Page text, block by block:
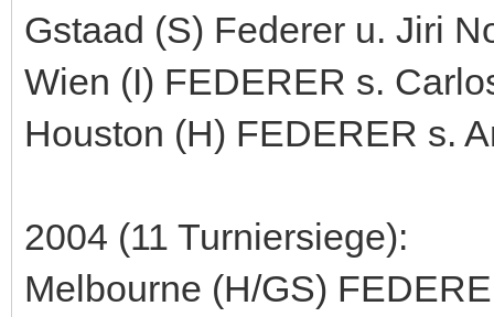
Gstaad (S) Federer u. Jiri
Wien (I) FEDERER s.
Houston (H) FEDERER s.
2004 (11 Turniersiege):
Melbourne (H/GS)